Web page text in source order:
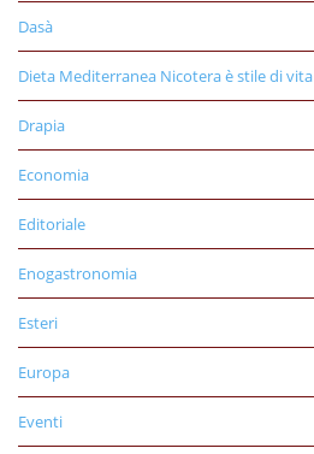
Dasà
Dieta Mediterranea Nicotera è stile di vita
Drapia
Economia
Editoriale
Enogastronomia
Esteri
Europa
Eventi